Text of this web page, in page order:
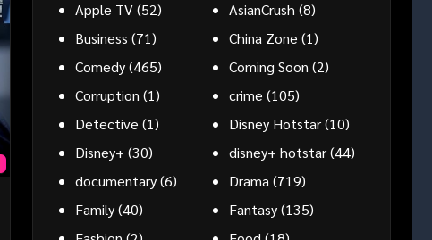
Apple TV(52) AsianCrush (8)
Business (71) China Zone (1)
Comedy(465) Coming Soon (2)
Corruption (1) crime (105)
Detective (1) Disney Hotstar(10)
Disney+ (30) disney+ hotstar(44)
documentary(6) Drama (719)
Family(40) Fantasy(135)